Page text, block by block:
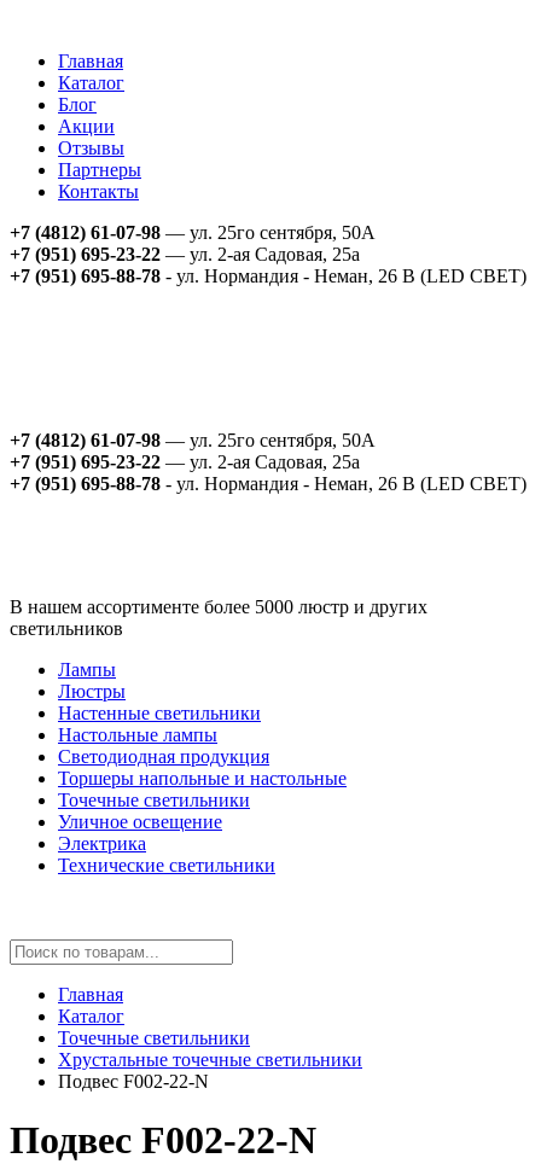
Главная
Каталог
Блог
Акции
Отзывы
Партнеры
Контакты
+7 (4812) 61-07-98 — ул. 25го сентября, 50А
+7 (951) 695-23-22 — ул. 2-ая Садовая, 25а
+7 (951) 695-88-78 - ул. Нормандия - Неман, 26 В (LED СВЕТ)
+7 (4812) 61-07-98 — ул. 25го сентября, 50А
+7 (951) 695-23-22 — ул. 2-ая Садовая, 25а
+7 (951) 695-88-78 - ул. Нормандия - Неман, 26 В (LED СВЕТ)
В нашем ассортименте более 5000 люстр и других
светильников
Лампы
Люстры
Настенные светильники
Настольные лампы
Светодиодная продукция
Торшеры напольные и настольные
Точечные светильники
Уличное освещение
Электрика
Технические светильники
Главная
Каталог
Точечные светильники
Хрустальные точечные светильники
Подвес F002-22-N
Подвес F002-22-N